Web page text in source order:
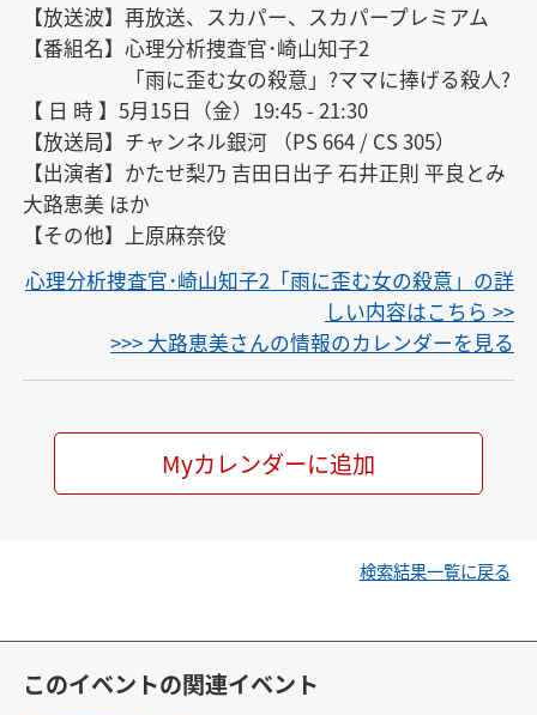
【放送波】再放送、スカパー、スカパープレミアム
【番組名】心理分析捜査官･崎山知子2
「雨に歪む女の殺意」?ママに捧げる殺人?
【 日 時 】5月15日（金）19:45 - 21:30
【放送局】チャンネル銀河 （PS 664 / CS 305）
【出演者】かたせ梨乃 吉田日出子 石井正則 平良とみ
大路恵美 ほか
【その他】上原麻奈役
心理分析捜査官･崎山知子2「雨に歪む女の殺意」の詳
しい内容はこちら >>
>>> 大路恵美さんの情報のカレンダーを見る
Myカレンダーに追加
検索結果一覧に戻る
このイベントの関連イベント